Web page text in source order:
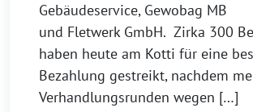
Gebäudeservice, Gewobag MB
und Fletwerk GmbH. Zirka 300
haben heute am Kotti für eine
Bezahlung gestreikt, nachdem
Verhandlungsrunden wegen […]